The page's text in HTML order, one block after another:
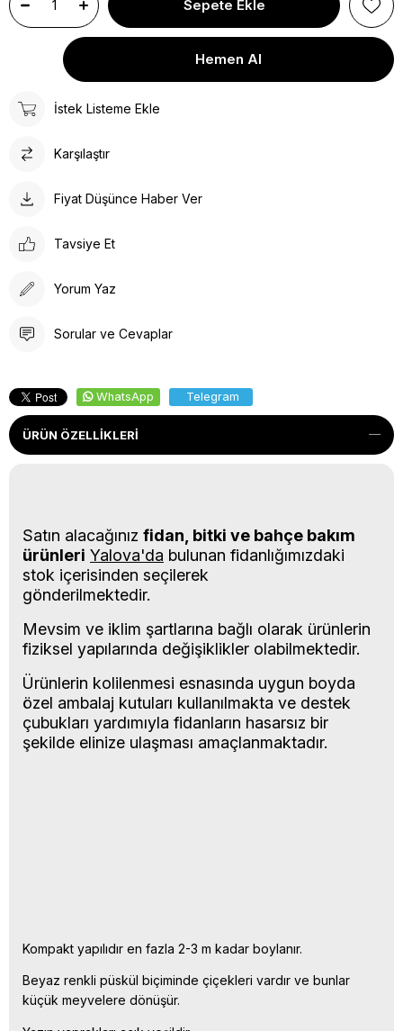
İstek Listeme Ekle
Karşılaştır
Fiyat Düşünce Haber Ver
Tavsiye Et
Yorum Yaz
Sorular ve Cevaplar
WhatsApp Telegram
ÜRÜN ÖZELLIKLERI
Satın alacağınız fidan, bitki ve bahçe bakım
ürünleri Yalova'da bulunan fidanlığımızdaki
stok içerisinden seçilerek
gönderilmektedir.
Mevsim ve iklim şartlarına bağlı olarak ürünlerin
fiziksel yapılarında değişiklikler olabilmektedir.
Ürünlerin kolilenmesi esnasında uygun boyda
özel ambalaj kutuları kullanılmakta ve destek
çubukları yardımıyla fidanların hasarsız bir
şekilde elinize ulaşması amaçlanmaktadır.
Kompakt yapılıdır en fazla 2-3 m kadar boylanır.
Beyaz renkli püskül biçiminde çiçekleri vardır ve bunlar
küçük meyvelere dönüşür.